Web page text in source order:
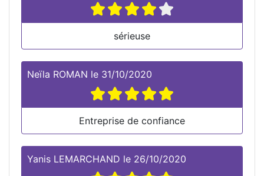
sérieuse
Neïla ROMAN le 31/10/2020
Entreprise de confiance
Yanis LEMARCHAND le 26/10/2020